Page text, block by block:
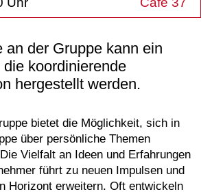
an der Gruppe kann ein
koordinierende
hergestellt werden.
bietet die Möglichkeit, sich in
über persönliche Themen
Vielfalt an Ideen und Erfahrungen
führt zu neuen Impulsen und
Horizont erweitern. Oft entwickeln